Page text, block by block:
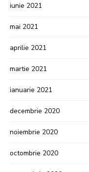
iunie 2021
mai 2021
aprilie 2021
martie 2021
ianuarie 2021
decembrie 2020
noiembrie 2020
octombrie 2020